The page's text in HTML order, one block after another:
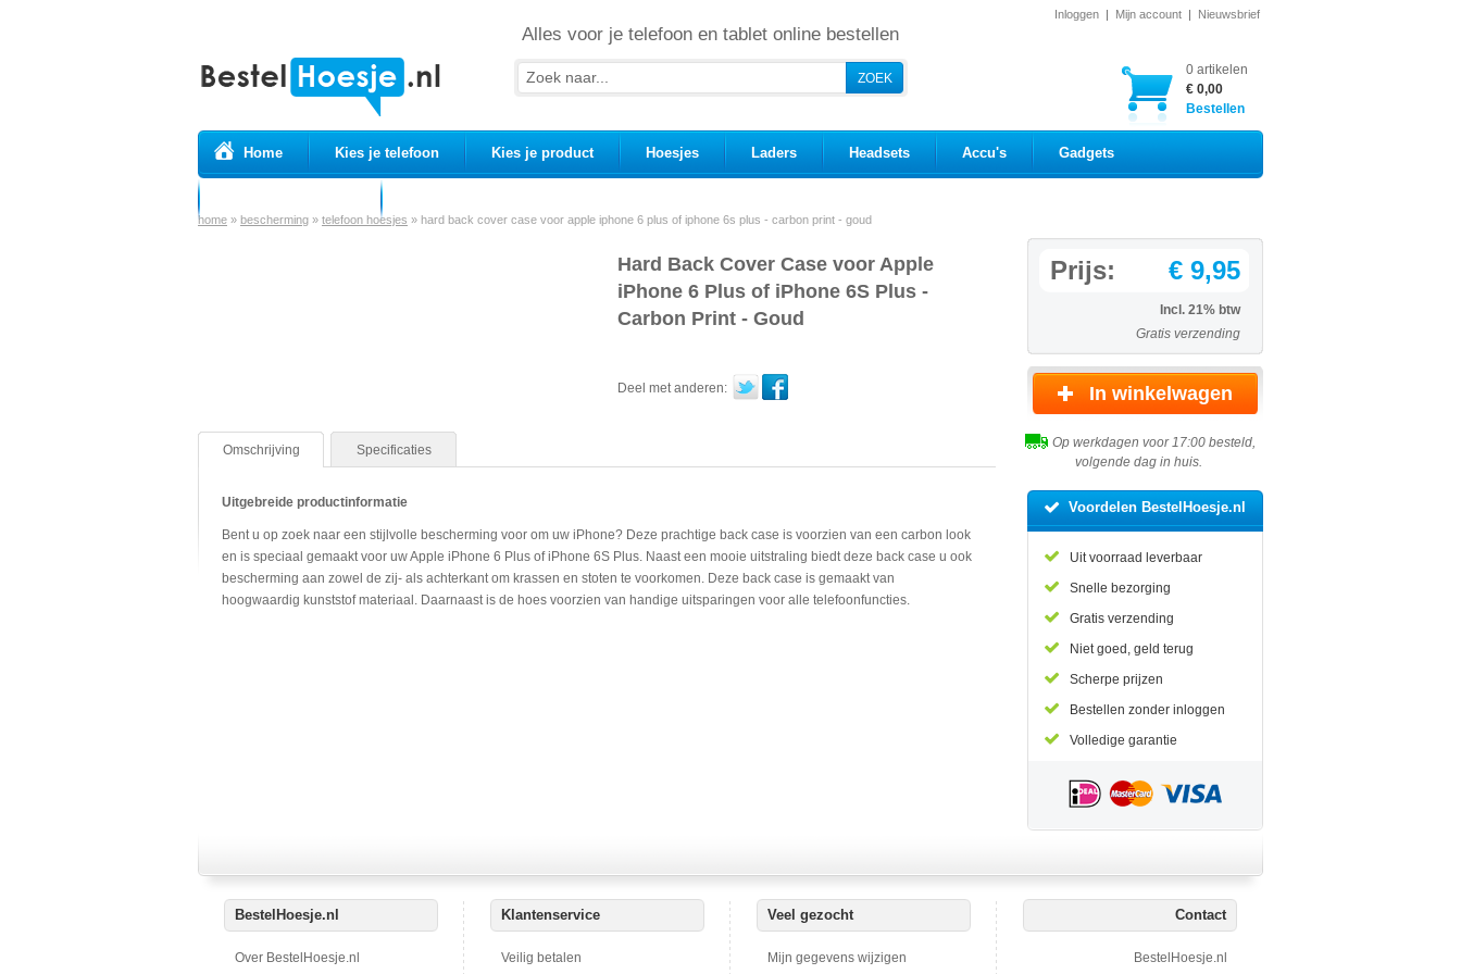
Alles voor je telefoon en tablet online bestellen
Inloggen | Mijn account | Nieuwsbrief
0 artikelen
€ 0,00
Bestellen
Home Kies je telefoon Kies je product Hoesjes Laders Headsets Accu's Gadgets
home » bescherming » telefoon hoesjes » hard back cover case voor apple iphone 6 plus of iphone 6s plus - carbon print - goud
Hard Back Cover Case voor Apple
iPhone 6 Plus of iPhone 6S Plus -
Carbon Print - Goud
Deel met anderen:
Omschrijving Specificaties
Uitgebreide productinformatie
Bent u op zoek naar een stijlvolle bescherming voor om uw iPhone? Deze prachtige back case is voorzien van een carbon look
en is speciaal gemaakt voor uw Apple iPhone 6 Plus of iPhone 6S Plus. Naast een mooie uitstraling biedt deze back case u ook
bescherming aan zowel de zij- als achterkant om krassen en stoten te voorkomen. Deze back case is gemaakt van
hoogwaardig kunststof materiaal. Daarnaast is de hoes voorzien van handige uitsparingen voor alle telefoonfuncties.
Prijs: € 9,95
Incl. 21% btw
Gratis verzending
Op werkdagen voor 17:00 besteld,
volgende dag in huis.
Voordelen BestelHoesje.nl
Uit voorraad leverbaar
Snelle bezorging
Gratis verzending
Niet goed, geld terug
Scherpe prijzen
Bestellen zonder inloggen
Volledige garantie
BestelHoesje.nl
Over BestelHoesje.nl
Klantenservice
Veilig betalen
Veel gezocht
Mijn gegevens wijzigen
Contact
BestelHoesje.nl